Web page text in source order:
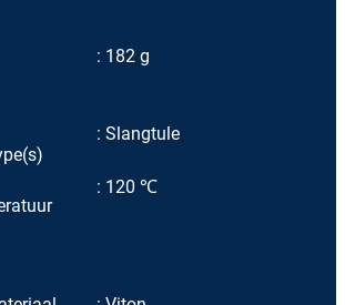
182 g
Slangtule
120 ℃